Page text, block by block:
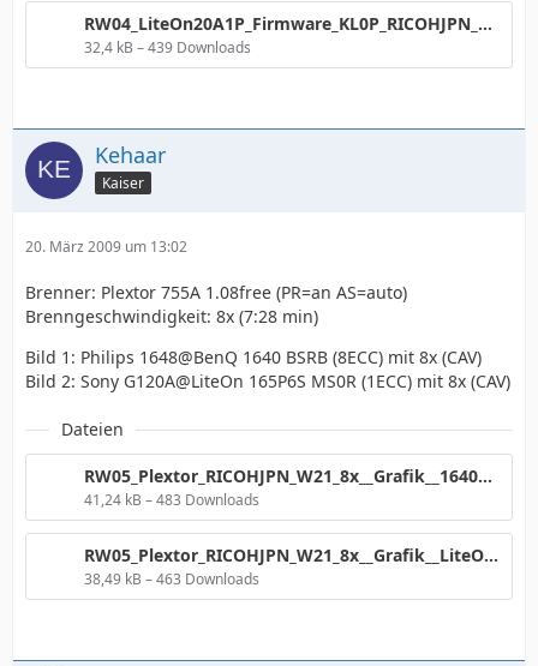
RW04_LiteOn20A1P_Firmware_KL0P_RICOHJPN_W21_8x__Plextor__2x.png
32,4 kB – 439 Downloads
Kehaar
Kaiser
20. März 2009 um 13:02
Brenner: Plextor 755A 1.08free (PR=an AS=auto)
Brenngeschwindigkeit: 8x (7:28 min)
Bild 1: Philips 1648@BenQ 1640 BSRB (8ECC) mit 8x (CAV)
Bild 2: Sony G120A@LiteOn 165P6S MS0R (1ECC) mit 8x (CAV)
Dateien
RW05_Plextor_RICOHJPN_W21_8x__Grafik__1640Nr2.png
41,24 kB – 483 Downloads
RW05_Plextor_RICOHJPN_W21_8x__Grafik__LiteOn.png
38,49 kB – 463 Downloads